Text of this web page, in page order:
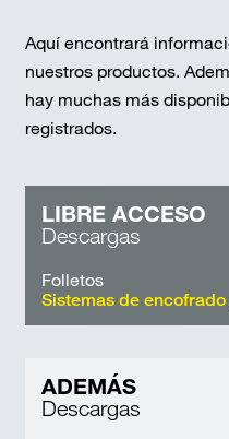
Aquí encontrará
nuestros productos.
hay muchas más
registrados.
LIBRE ACCESO
Descargas
Folletos
Sistemas de
ADEMÁS
Descargas